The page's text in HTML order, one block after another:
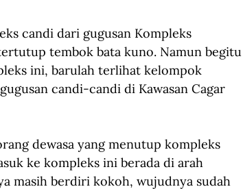
candi dari gugusan Kompleks
tembok bata kuno. Namun begitu
ini, barulah terlihat kelompok
candi-candi di Kawasan Cagar
dewasa yang menutup kompleks
ke kompleks ini berada di arah
masih berdiri kokoh, wujudnya sudah